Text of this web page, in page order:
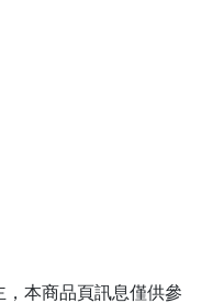
本商品頁訊息僅供參